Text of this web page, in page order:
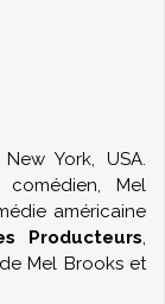
York, USA.
comédien, Mel
américaine
Producteurs,
de Mel Brooks et